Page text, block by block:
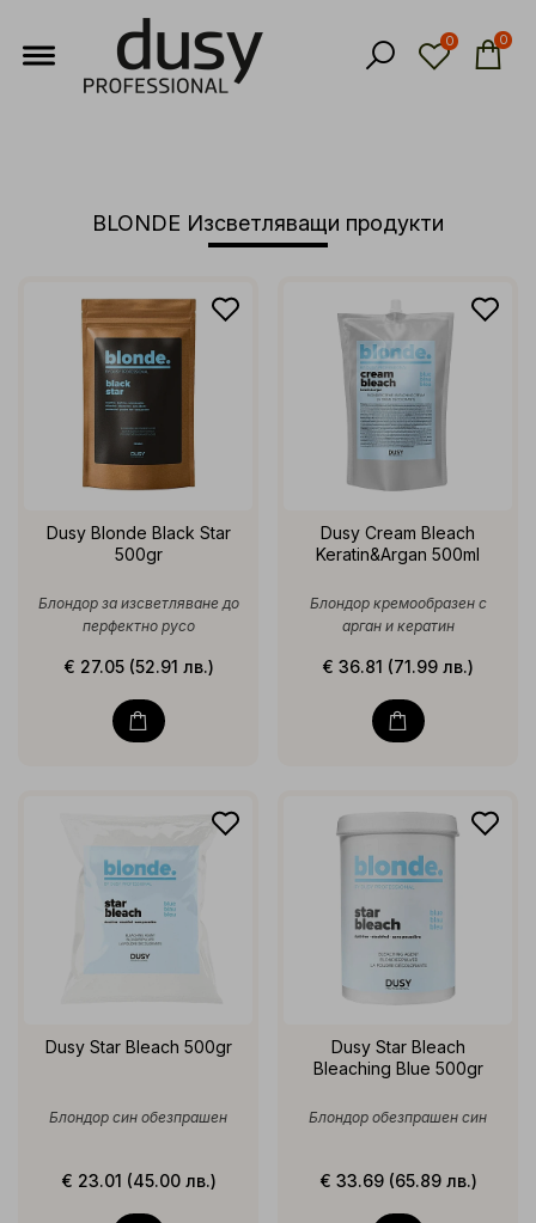
0 0
BLONDE Изсветляващи продукти
Dusy Blonde Black Star
500gr
Блондор за изсветляване до
перфектно русо
€ 27.05 (52.91 лв.)
Dusy Cream Bleach
Keratin&Argan 500ml
Блондор кремообразен с
арган и кератин
€ 36.81 (71.99 лв.)
Dusy Star Bleach 500gr
Блондор син обезпрашен
€ 23.01 (45.00 лв.)
Dusy Star Bleach
Bleaching Blue 500gr
Блондор обезпрашен син
€ 33.69 (65.89 лв.)